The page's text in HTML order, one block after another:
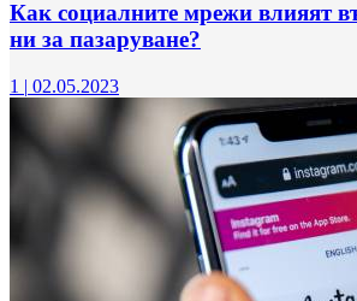
Как социалните мрежи влияят
ни за пазаруване?
1 | 02.05.2023